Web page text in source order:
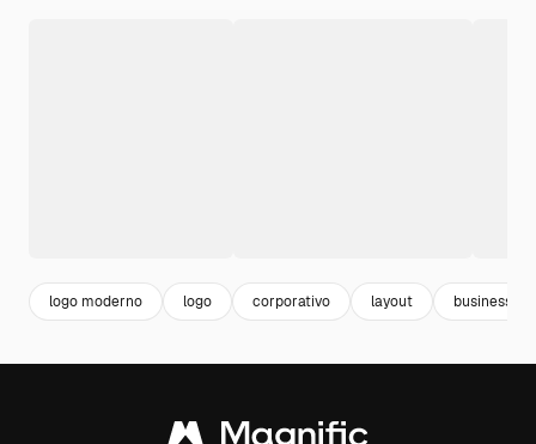
logo moderno logo corporativo layout business